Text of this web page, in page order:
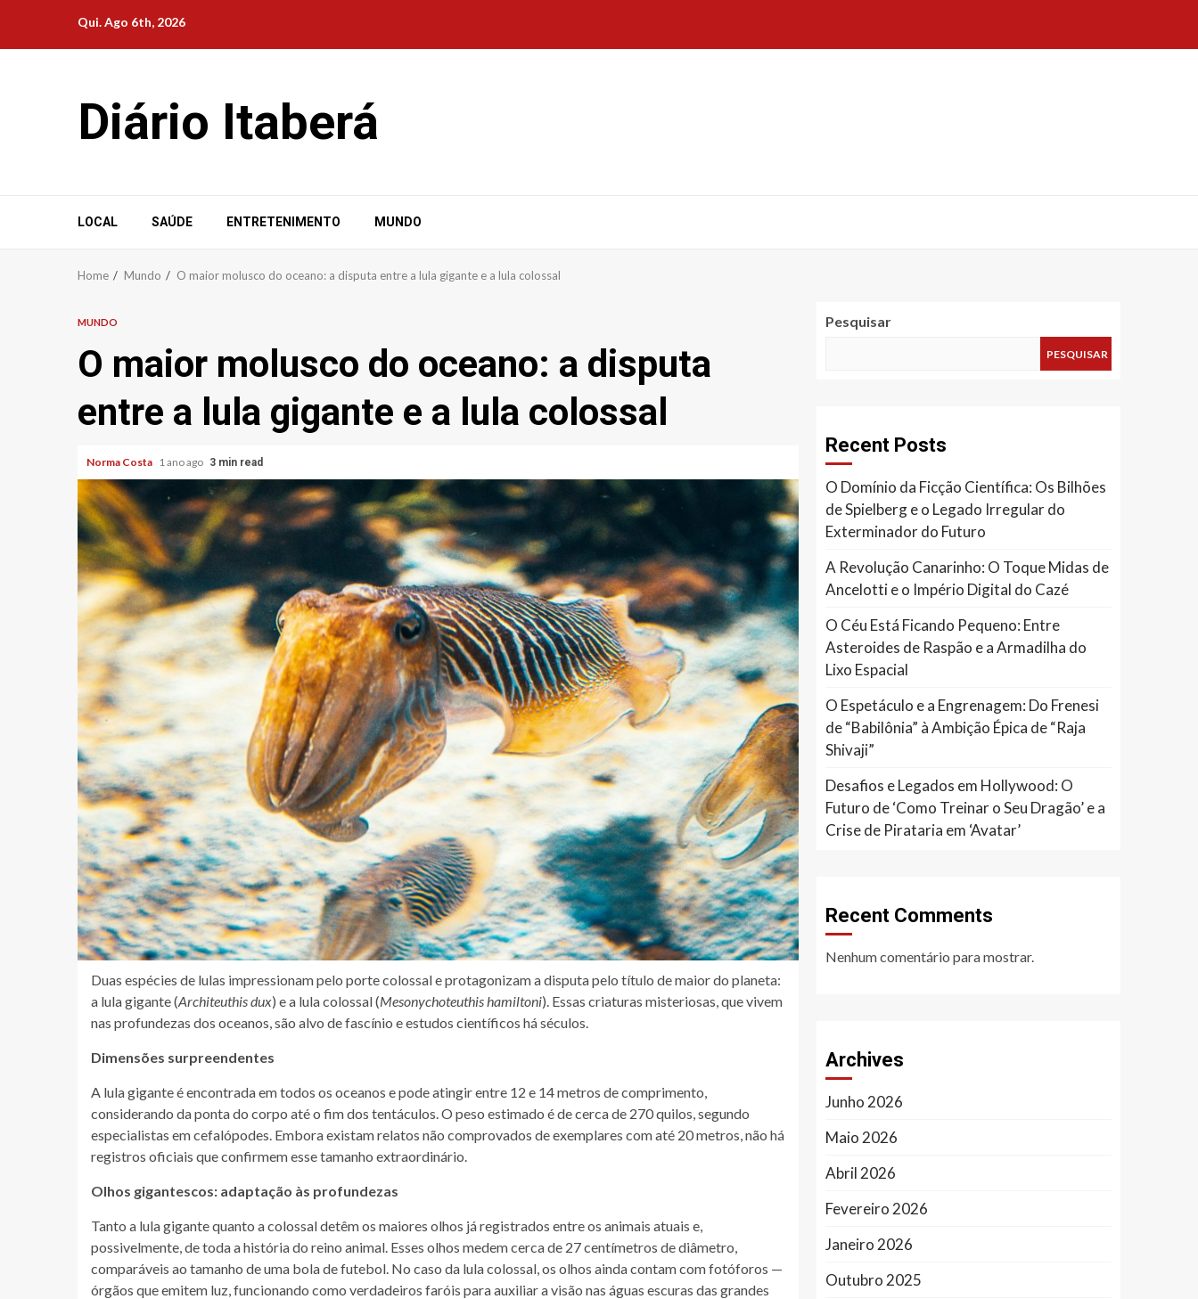
content
Qui. Ago 6th, 2026
Diário Itaberá
LOCAL SAÚDE ENTRETENIMENTO MUNDO
Home Mundo O maior molusco do oceano: a disputa entre a lula gigante e a lula colossal
MUNDO
O maior molusco do oceano: a disputa
entre a lula gigante e a lula colossal
Norma Costa 1 ano ago 3 min read
Duas espécies de lulas impressionam pelo porte colossal e protagonizam a disputa pelo título de maior do planeta:
a lula gigante (Architeuthis dux) e a lula colossal (Mesonychoteuthis hamiltoni). Essas criaturas misteriosas, que vivem
nas profundezas dos oceanos, são alvo de fascínio e estudos científicos há séculos.
Dimensões surpreendentes
A lula gigante é encontrada em todos os oceanos e pode atingir entre 12 e 14 metros de comprimento,
considerando da ponta do corpo até o fim dos tentáculos. O peso estimado é de cerca de 270 quilos, segundo
especialistas em cefalópodes. Embora existam relatos não comprovados de exemplares com até 20 metros, não há
registros oficiais que confirmem esse tamanho extraordinário.
Olhos gigantescos: adaptação às profundezas
Tanto a lula gigante quanto a colossal detêm os maiores olhos já registrados entre os animais atuais e,
possivelmente, de toda a história do reino animal. Esses olhos medem cerca de 27 centímetros de diâmetro,
comparáveis ao tamanho de uma bola de futebol. No caso da lula colossal, os olhos ainda contam com fotóforos —
órgãos que emitem luz, funcionando como verdadeiros faróis para auxiliar a visão nas águas escuras das grandes
Pesquisar
PESQUISAR
Recent Posts
O Domínio da Ficção Científica: Os Bilhões
de Spielberg e o Legado Irregular do
Exterminador do Futuro
A Revolução Canarinho: O Toque Midas de
Ancelotti e o Império Digital do Cazé
O Céu Está Ficando Pequeno: Entre
Asteroides de Raspão e a Armadilha do
Lixo Espacial
O Espetáculo e a Engrenagem: Do Frenesi
de “Babilônia” à Ambição Épica de “Raja
Shivaji”
Desafios e Legados em Hollywood: O
Futuro de ‘Como Treinar o Seu Dragão’ e a
Crise de Pirataria em ‘Avatar’
Recent Comments
Nenhum comentário para mostrar.
Archives
Junho 2026
Maio 2026
Abril 2026
Fevereiro 2026
Janeiro 2026
Outubro 2025